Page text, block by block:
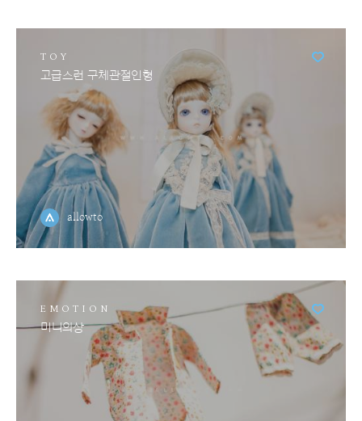
TOY
고급스런 구체관절인형
allowto
EMOTION
미니의상